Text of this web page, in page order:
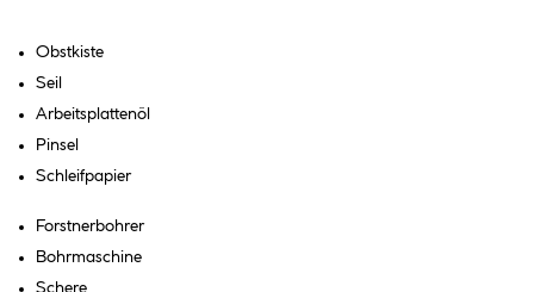
Obstkiste
Seil
Arbeitsplattenöl
Pinsel
Schleifpapier
Forstnerbohrer
Bohrmaschine
Schere